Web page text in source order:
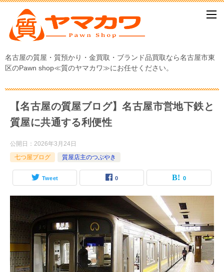
名古屋の質屋・質預かり・金買取・ブランド品買取なら名古屋市東
区のPawn shop≪質のヤマカワ≫にお任せください。
【名古屋の質屋ブログ】名古屋市営地下鉄と
質屋に共通する利便性
公開日： 2026年3月24日
七つ屋ブログ
質屋店主のつぶやき
Tweet 0 0